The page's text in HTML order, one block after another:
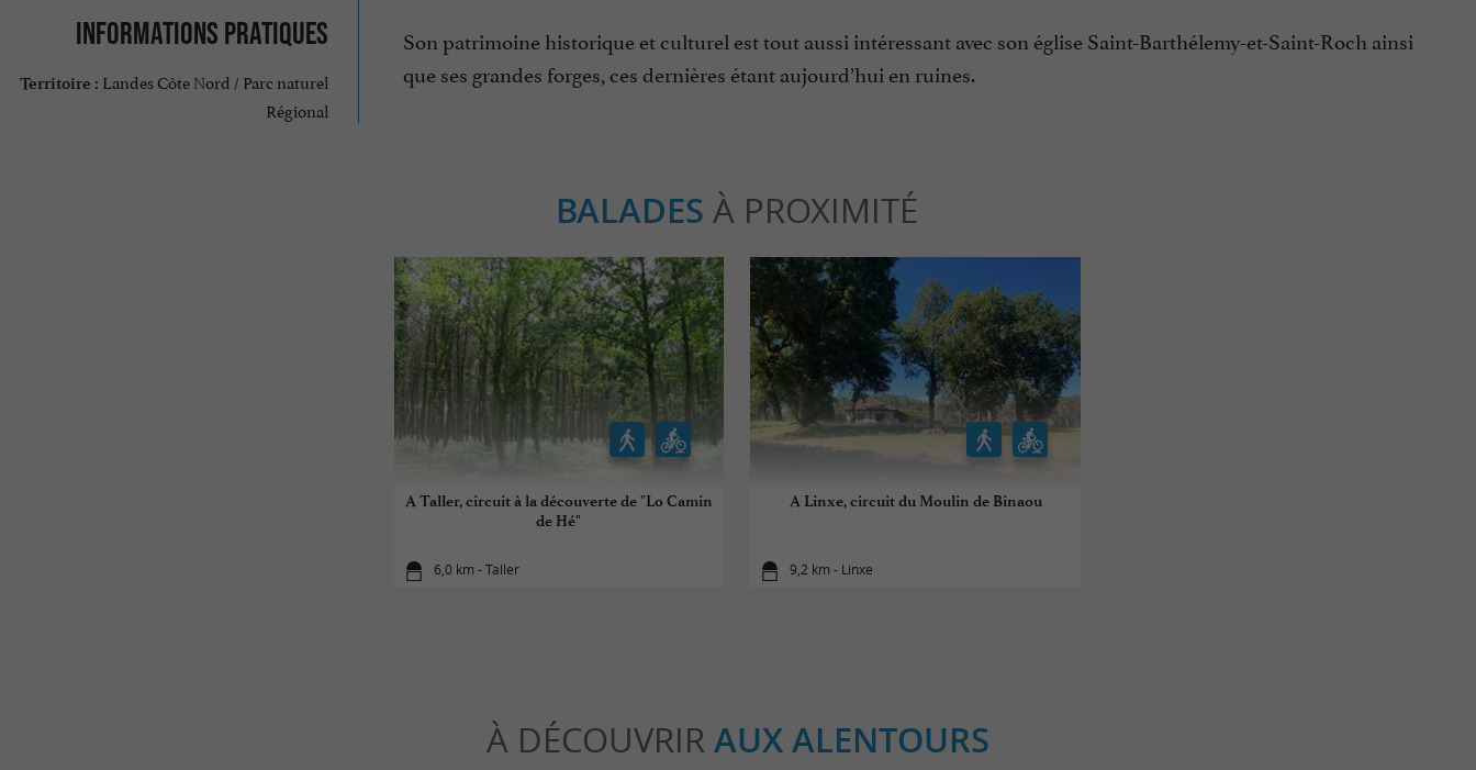
Informations pratiques
Territoire : Landes Côte Nord / Parc naturel
Régional
Son patrimoine historique et culturel est tout aussi intéressant avec son église Saint-Barthélemy-et-Saint-Roch ainsi
que ses grandes forges, ces dernières étant aujourd’hui en ruines.
BALADES À PROXIMITÉ
A Taller, circuit à la découverte de "Lo Camin
de Hé"
6,0 km - Taller
A Linxe, circuit du Moulin de Binaou
9,2 km - Linxe
À DÉCOUVRIR AUX ALENTOURS